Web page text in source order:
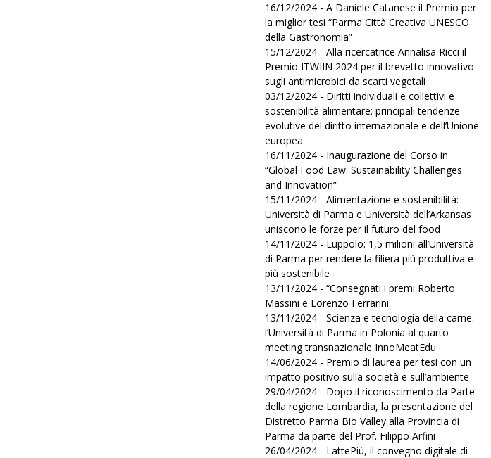
16/12/2024 - A Daniele Catanese il Premio per
la miglior tesi “Parma Città Creativa UNESCO
della Gastronomia”
15/12/2024 - Alla ricercatrice Annalisa Ricci il
Premio ITWIIN 2024 per il brevetto innovativo
sugli antimicrobici da scarti vegetali
03/12/2024 - Diritti individuali e collettivi e
sostenibilità alimentare: principali tendenze
evolutive del diritto internazionale e dell’Unione
europea
16/11/2024 - Inaugurazione del Corso in
“Global Food Law: Sustainability Challenges
and Innovation”
15/11/2024 - Alimentazione e sostenibilità:
Università di Parma e Università dell’Arkansas
uniscono le forze per il futuro del food
14/11/2024 - Luppolo: 1,5 milioni all’Università
di Parma per rendere la filiera più produttiva e
più sostenibile
13/11/2024 - “Consegnati i premi Roberto
Massini e Lorenzo Ferrarini
13/11/2024 - Scienza e tecnologia della carne:
l’Università di Parma in Polonia al quarto
meeting transnazionale InnoMeatEdu
14/06/2024 - Premio di laurea per tesi con un
impatto positivo sulla società e sull’ambiente
29/04/2024 - Dopo il riconoscimento da Parte
della regione Lombardia, la presentazione del
Distretto Parma Bio Valley alla Provincia di
Parma da parte del Prof. Filippo Arfini
26/04/2024 - LattePiù, il convegno digitale di